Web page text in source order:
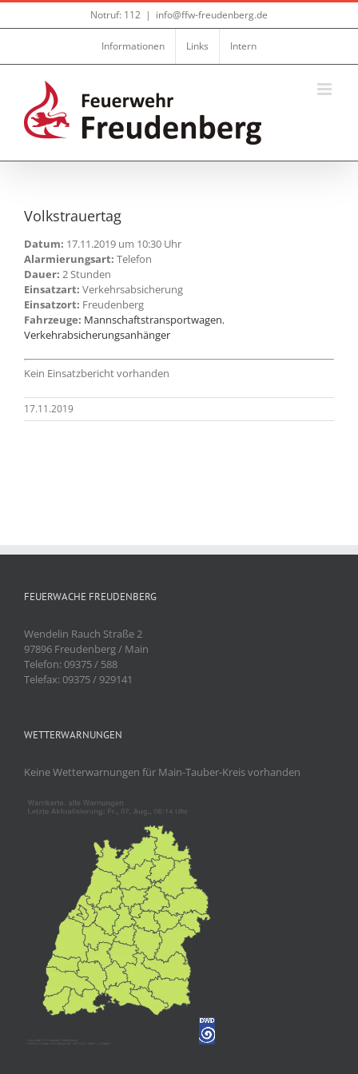
Zum
Notruf: 112 | info@ffw-freudenberg.de
Informationen Links Intern
Volkstrauertag
Datum: 17.11.2019 um 10:30 Uhr
Alarmierungsart: Telefon
Dauer: 2 Stunden
Einsatzart: Verkehrsabsicherung
Einsatzort: Freudenberg
Fahrzeuge: Mannschaftstransportwagen,
Verkehrabsicherungsanhänger
Kein Einsatzbericht vorhanden
17.11.2019
FEUERWACHE FREUDENBERG
Wendelin Rauch Straße 2
97896 Freudenberg / Main
Telefon: 09375 / 588
Telefax: 09375 / 929141
WETTERWARNUNGEN
Keine Wetterwarnungen für Main-Tauber-Kreis vorhanden